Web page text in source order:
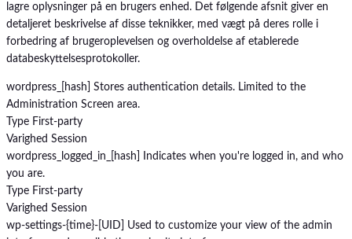
lagre oplysninger på en brugers enhed. Det følgende afsnit giver en
detaljeret beskrivelse af disse teknikker, med vægt på deres rolle i
forbedring af brugeroplevelsen og overholdelse af etablerede
databeskyttelsesprotokoller.
wordpress_[hash]
Stores authentication details. Limited to the
Administration Screen area.
Type First-party
Varighed Session
wordpress_logged_in_[hash]
Indicates when you're logged in, and who
you are.
Type First-party
Varighed Session
wp-settings-{time}-[UID]
Used to customize your view of the admin